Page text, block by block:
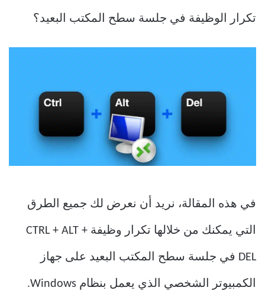
تكرار الوظيفة في جلسة سطح المكتب البعيد؟
في هذه المقالة، نريد أن نعرض لك جميع الطرق
التي يمكنك من خلالها تكرار وظيفة CTRL + ALT +
DEL في جلسة سطح المكتب البعيد على جهاز
الكمبيوتر الشخصي الذي يعمل بنظام Windows.